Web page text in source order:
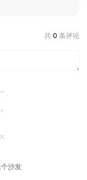
共 0 条评论
沙发